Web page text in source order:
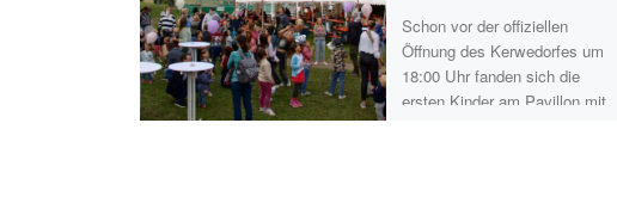
Schon vor der offiziellen
Öffnung des Kerwedorfes um
18:00 Uhr fanden sich die
ersten Kinder am Pavillon mit